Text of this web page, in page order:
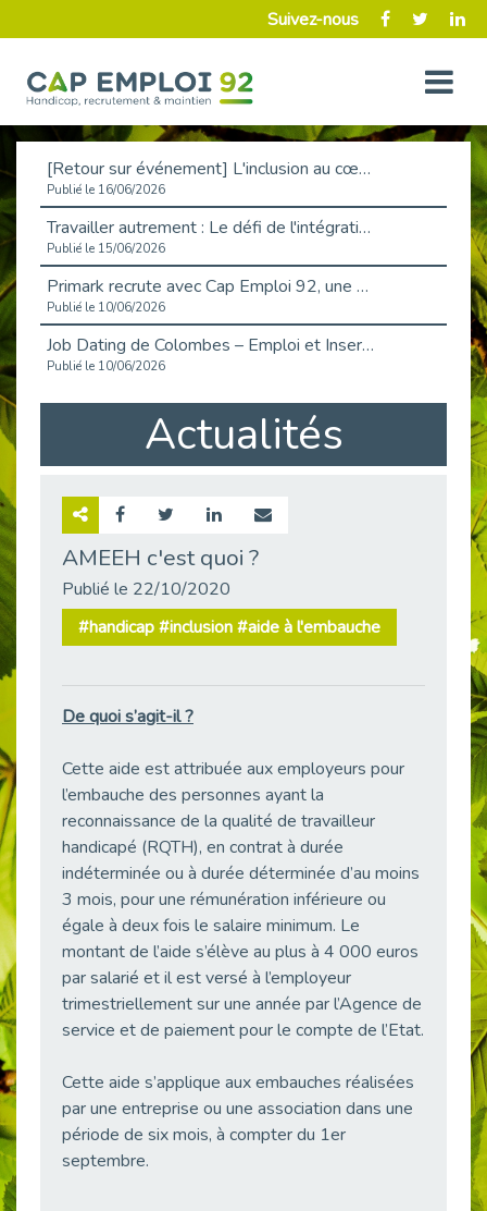
Suivez-nous
[Retour sur événement] L'inclusion au cœur de la Place de l'Emploi à La Défense !
Publié le 16/06/2026
Travailler autrement : Le défi de l'intégration des maladies chroniques en entreprise
Publié le 15/06/2026
Primark recrute avec Cap Emploi 92, une matinée couronnée de succès !
Publié le 10/06/2026
Job Dating de Colombes – Emploi et Insertion
Publié le 10/06/2026
Aborder l'entretien et la situation de handicap en toute confiance
Publié le 09/06/2026
Retour sur l’atelier « Optimiser sa recherche d’emploi »
Et si le handicap ne définissait plus la carrière ?
Publié le 22/05/2026
Publié le 21/05/2026
L’alternance : un levier stratégique pour recruter et inclure durablement
Publié le 18/05/2026
Fibromyalgie : Quand la douleur invisible s’invite au bureau
Publié le 12/05/2026
CAP EMPLOI 92 : L’inclusion portée à son sommet, bien au-delà des quotas
Publié le 12/05/2026
Publié le 04/05/2026
Publié le 04/05/2026
L'alternance : un tremplin vers l'emploi aussi pour les personnes en situation de handicap
Publié le 01/05/2026
Témoignage : Le parcours de Marc, 44 ans
Actualités
AMEEH c'est quoi ?
Publié le 22/10/2020
#handicap #inclusion #aide à l'embauche
De quoi s’agit-il ?
Cette aide est attribuée aux employeurs pour
l’embauche des personnes ayant la
reconnaissance de la qualité de travailleur
handicapé (RQTH), en contrat à durée
indéterminée ou à durée déterminée d’au moins
3 mois, pour une rémunération inférieure ou
égale à deux fois le salaire minimum. Le
montant de l’aide s’élève au plus à 4 000 euros
par salarié et il est versé à l’employeur
trimestriellement sur une année par l’Agence de
service et de paiement pour le compte de l’Etat.
Cette aide s’applique aux embauches réalisées
par une entreprise ou une association dans une
période de six mois, à compter du 1er
septembre.